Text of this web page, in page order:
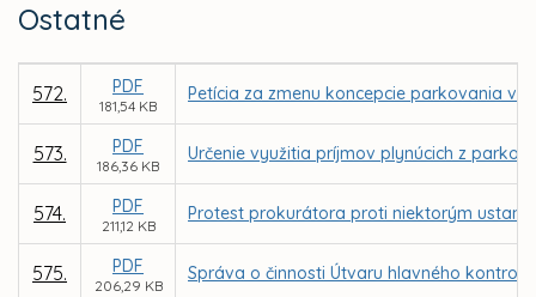
Ostatné
572. PDF
181,54 KB
Petícia za zmenu koncepcie parkovania v
573. PDF
186,36 KB
Určenie využitia príjmov plynúcich z
574. PDF
211,12 KB
Protest prokurátora proti niektorým
575. PDF
206,29 KB
Správa o činnosti Útvaru hlavného